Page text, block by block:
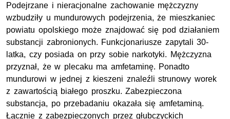
Podejrzane i nieracjonalne zachowanie mężczyzny
wzbudziły u mundurowych podejrzenia, że mieszkaniec
powiatu opolskiego może znajdować się pod działaniem
substancji zabronionych. Funkcjonariusze zapytali 30-
latka, czy posiada on przy sobie narkotyki. Mężczyzna
przyznał, że w plecaku ma amfetaminę. Ponadto
mundurowi w jednej z kieszeni znaleźli strunowy worek
z zawartością białego proszku. Zabezpieczona
substancja, po przebadaniu okazała się amfetaminą.
Łącznie z zabezpieczonych przez głubczyckich